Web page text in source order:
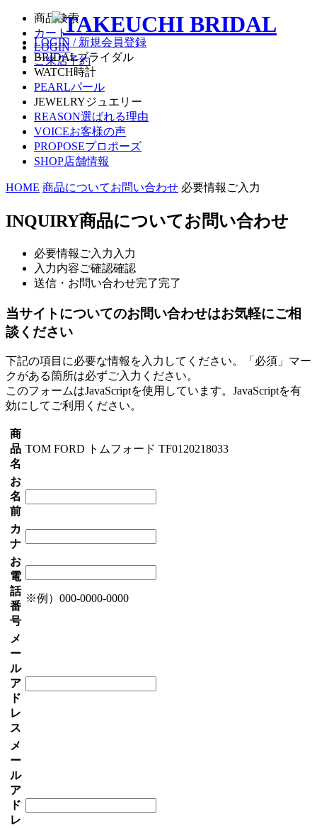
商品検索
カート
LOGIN
ご来店予約
LOGIN / 新規会員登録
BRIDALブライダル
WATCH時計
PEARLパール
JEWELRYジュエリー
REASON選ばれる理由
VOICEお客様の声
PROPOSEプロポーズ
SHOP店舗情報
HOME 商品についてお問い合わせ 必要情報ご入力
INQUIRY商品についてお問い合わせ
必要情報ご入力 入力
入力内容ご確認確認
送信・お問い合わせ完了完了
当サイトについてのお問い合わせはお気軽にご相
談ください
下記の項目に必要な情報を入力してください。「必須」マー
クがある箇所は必ずご入力ください。
このフォームはJavaScriptを使用しています。JavaScriptを有
効にしてご利用ください。
商
品
名
TOM FORD トムフォード TF0120218033
お
名
前
カ
ナ
お
電
話
番
号
※例）000-0000-0000
メ
ー
ル
ア
ド
レ
ス
メ
ー
ル
ア
ド
レ